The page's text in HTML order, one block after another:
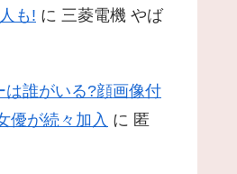
も! に 三菱電機 やば
は誰がいる?顔画像付
優が続々加入 に 匿